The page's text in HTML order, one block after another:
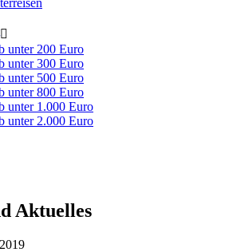
unter 200 Euro
unter 300 Euro
unter 500 Euro
unter 800 Euro
unter 1.000 Euro
unter 2.000 Euro
Aktuelles